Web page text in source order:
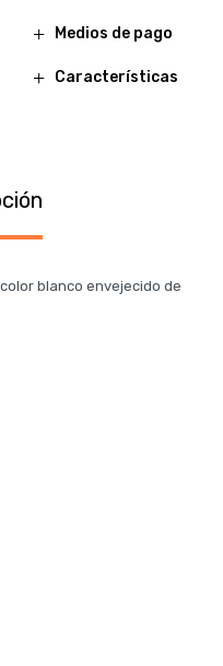
Medios de pago
Características
blanco envejecido de